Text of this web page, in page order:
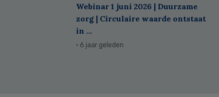
Webinar 1 juni 2026 | Duurzame
zorg | Circulaire waarde ontstaat
in ...
· 6 jaar geleden